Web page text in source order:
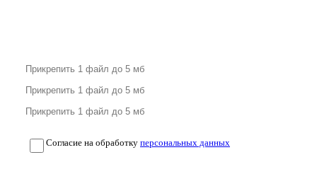
Согласие на обработку персональных данных